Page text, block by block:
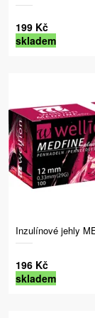
199 Kč
skladem
Inzulínové jehly
196 Kč
skladem